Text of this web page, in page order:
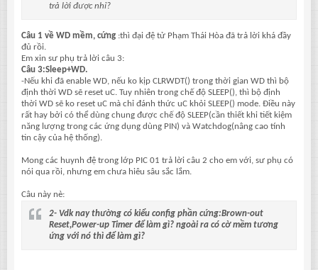
trả lời được nhỉ?
Câu 1 về WD mềm, cứng :thì đại đệ tử Phạm Thái Hòa đã trả lời khá đầy
đủ rồi.
Em xin sư phụ trả lời câu 3:
Câu 3:Sleep+WD.
-Nếu khi đã enable WD, nếu ko kịp CLRWDT() trong thời gian WD thì bộ
định thời WD sẽ reset uC. Tuy nhiên trong chế độ SLEEP(), thì bộ định
thời WD sẽ ko reset uC mà chỉ đánh thức uC khỏi SLEEP() mode. Điều này
rất hay bởi có thể dùng chung được chế độ SLEEP(cần thiết khi tiết kiệm
năng lượng trong các ứng dụng dùng PIN) và Watchdog(nâng cao tính
tin cậy của hệ thống).
Mong các huynh đệ trong lớp PIC 01 trả lời câu 2 cho em với, sư phụ có
nói qua rồi, nhưng em chưa hiêu sâu sắc lắm.
Câu này nè:
2- Vdk nay thường có kiểu config phần cứng:Brown-out
Reset,Power-up Timer để làm gì? ngoài ra có cờ mềm tương
ứng với nó thì để làm gì?